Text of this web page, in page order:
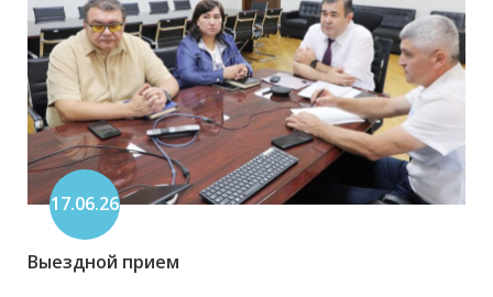
17.06.26
Выездной прием